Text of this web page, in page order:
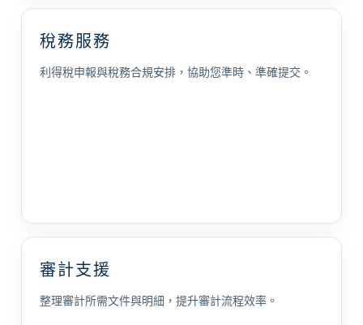
稅務服務
利得稅申報與稅務合規安排，協助您準時、準確提交。
審計支援
整理審計所需文件與明細，提升審計流程效率。